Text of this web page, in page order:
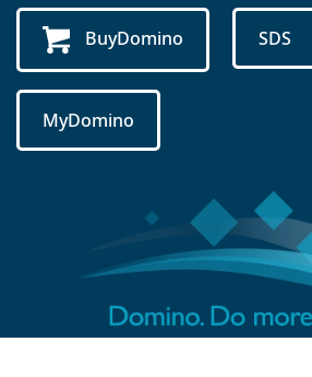
BuyDomino SDS
MyDomino